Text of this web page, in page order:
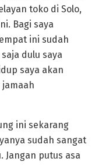
toko di Solo,
Bagi saya
ini sudah
dulu saya
saya akan
ini sekarang
sudah sangat
Jangan putus asa